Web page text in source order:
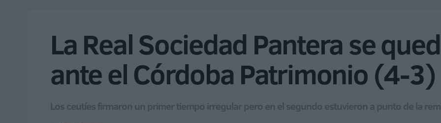
La Real Sociedad Pantera se
ante el Córdoba Patrimonio (4-3)
Los ceutíes firmaron un primer tiempo irregular pero en el segundo estuvieron a punto de la